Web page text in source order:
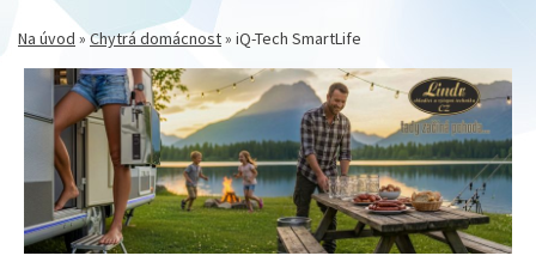
Na úvod »Chytrá domácnost» iQ-Tech SmartLife